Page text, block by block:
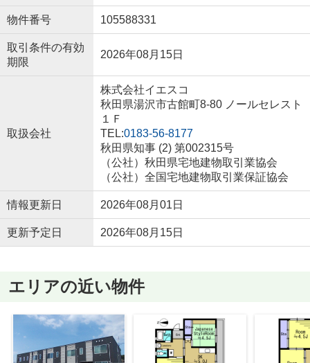
物件番号 105588331
取引条件の有効
期限
2026年08月15日
取扱会社
株式会社イエスコ
秋田県湯沢市古館町8-80 ノールセレスト
１Ｆ
TEL:0183-56-8177
秋田県知事 (2) 第002315号
（公社）秋田県宅地建物取引業協会
（公社）全国宅地建物取引業保証協会
情報更新日 2026年08月01日
更新予定日 2026年08月15日
エリアの近い物件